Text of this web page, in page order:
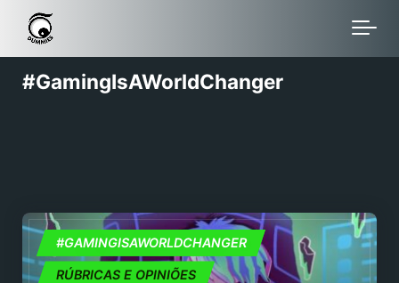
Skip to main content
#GamingIsAWorldChanger
#GAMINGISAWORLDCHANGER
RÚBRICAS E OPINIÕES
#GAMINGISAWORLDCHANGER